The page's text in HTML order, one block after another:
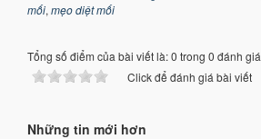
mối, mẹo diệt mối
Tổng số điểm của bài viết là: 0 trong 0 đánh giá
Click để đánh giá bài viết
Những tin mới hơn